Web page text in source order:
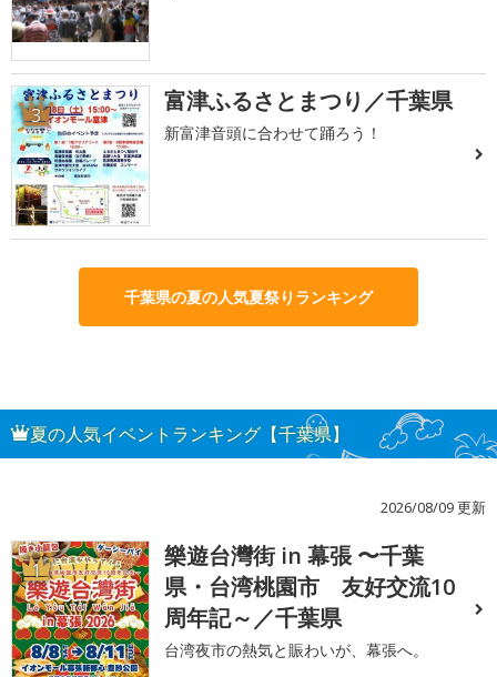
3 富津ふるさとまつり／千葉県
新富津音頭に合わせて踊ろう！
千葉県の夏の人気夏祭りランキング
夏の人気イベントランキング【千葉県】
2026/08/09 更新
1
樂遊台灣街 in 幕張 〜千葉
県・台湾桃園市 友好交流10
周年記～／千葉県
台湾夜市の熱気と賑わいが、幕張へ。